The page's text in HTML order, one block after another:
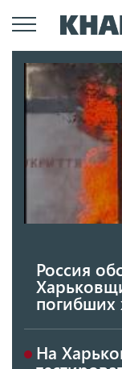
Россия
погибших
На